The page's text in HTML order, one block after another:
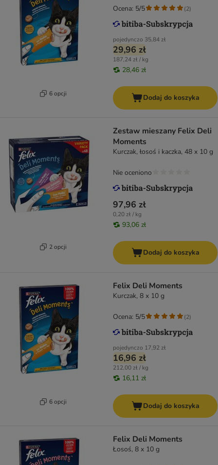
6 opcji
pojedynczo 35,84 zł
29,96 zł
187,24 zł / kg
28,46 zł
Ocena: 5/5 (2)
Dodaj do koszyka
2 opcji
Zestaw mieszany Felix Deli
Moments
Kurczak, łosoś i kaczka, 48 x 10 g
97,96 zł
0,20 zł / kg
93,06 zł
Nie oceniono
Dodaj do koszyka
6 opcji
Felix Deli Moments
Kurczak, 8 x 10 g
pojedynczo 17,92 zł
16,96 zł
212,00 zł / kg
16,11 zł
Ocena: 5/5 (2)
Dodaj do koszyka
Felix Deli Moments
Łosoś, 8 x 10 g